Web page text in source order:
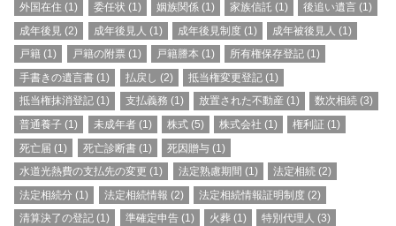
外国在住 (1) 委任状 (1) 姻族関係(1) 家族信託 (1) 後追い遺言 (1)
成年後見 (2) 成年後見人 (1) 成年後見制度(1) 成年被後見人 (1)
戸籍 (1) 戸籍の附票(1) 戸籍謄本 (1) 所有権保存登記 (1)
手書きの遺言書 (1) 払戻し (2) 抵当権変更登記(1)
抵当権抹消登記 (1) 支払義務 (1) 放置された不動産(1) 数次相続 (3)
普通養子 (1) 未成年者(1) 株式(5) 株式会社 (1) 権利証 (1)
死亡届 (1) 死亡診断書(1) 死因贈与(1)
水道光熱費の支払先の変更 (1) 法定熟慮期間 (1) 法定相続(2)
法定相続分 (1) 法定相続情報 (2) 法定相続情報証明制度(2)
清算決了の登記 (1) 準確定申告(1) 火葬(1) 特別代理人 (3)